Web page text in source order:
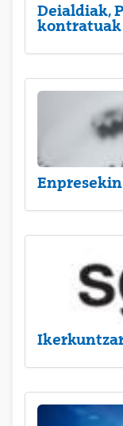
Deialdiak,
kontratuak